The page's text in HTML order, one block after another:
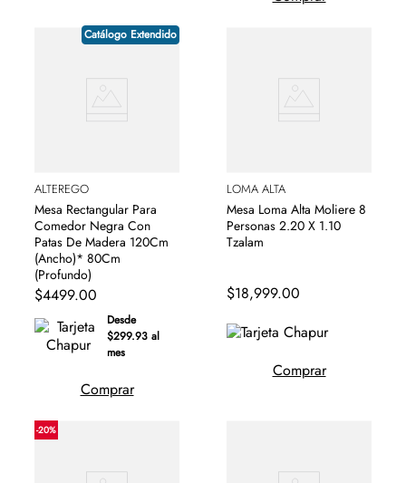
Catálogo Extendido
ALTEREGO
Mesa Rectangular Para
Comedor Negra Con
Patas De Madera 120Cm
(Ancho)* 80Cm
(Profundo)
$4499.00
Desde
$299.93 al
mes
Comprar
LOMA ALTA
Mesa Loma Alta Moliere 8
Personas 2.20 X 1.10
Tzalam
$18,999.00
Comprar
-20%